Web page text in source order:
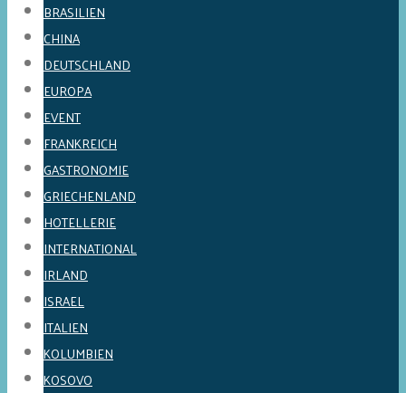
BRASILIEN
CHINA
DEUTSCHLAND
EUROPA
EVENT
FRANKREICH
GASTRONOMIE
GRIECHENLAND
HOTELLERIE
INTERNATIONAL
IRLAND
ISRAEL
ITALIEN
KOLUMBIEN
KOSOVO